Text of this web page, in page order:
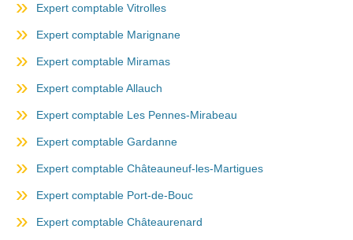
Expert comptable Vitrolles
Expert comptable Marignane
Expert comptable Miramas
Expert comptable Allauch
Expert comptable Les Pennes-Mirabeau
Expert comptable Gardanne
Expert comptable Châteauneuf-les-Martigues
Expert comptable Port-de-Bouc
Expert comptable Châteaurenard